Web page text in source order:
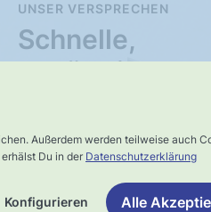
Außerdem werden teilweise auch
Du in der Datenschutzerklärung
Konfigurieren Alle
Schnelle,
verlässliche
UNSER VERSPRECHEN